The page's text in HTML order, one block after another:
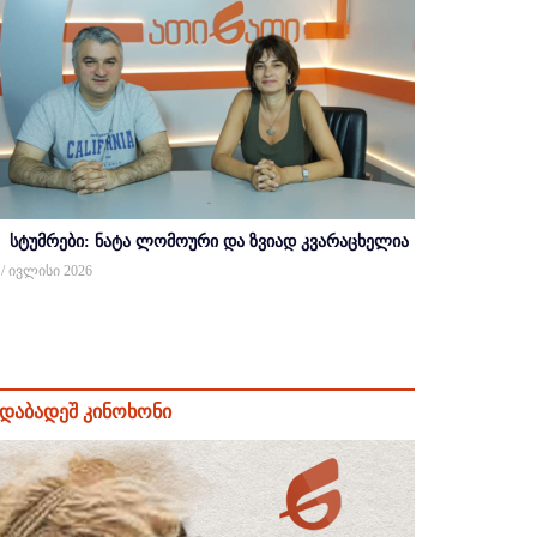
სტუმრები: ნატა ლომოური და ზვიად კვარაცხელია
/ ივლისი 2026
კინოხონი